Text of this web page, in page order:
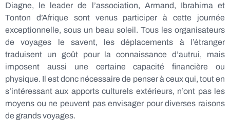
Diagne, le leader de l’association, Armand, Ibrahima et
Tonton d’Afrique sont venus participer à cette journée
exceptionnelle, sous un beau soleil. Tous les organisateurs
de voyages le savent, les déplacements à l’étranger
traduisent un goût pour la connaissance d’autrui, mais
imposent aussi une certaine capacité financière ou
physique. Il est donc nécessaire de penser à ceux qui, tout en
s’intéressant aux apports culturels extérieurs, n’ont pas les
moyens ou ne peuvent pas envisager pour diverses raisons
de grands voyages.